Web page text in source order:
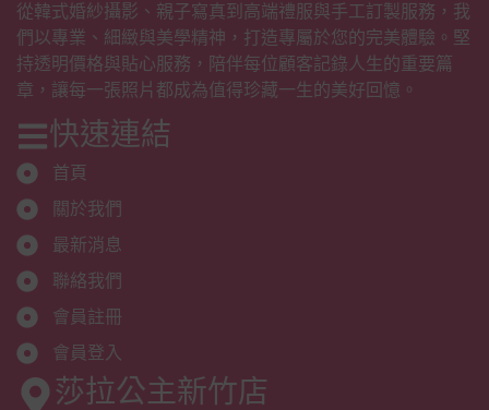
從韓式婚紗攝影、親子寫真到高端禮服與手工訂製服務，我
們以專業、細緻與美學精神，打造專屬於您的完美體驗。堅
持透明價格與貼心服務，陪伴每位顧客記錄人生的重要篇
章，讓每一張照片都成為值得珍藏一生的美好回憶。
快速連結
首頁
關於我們
最新消息
聯絡我們
會員註冊
會員登入
莎拉公主新竹店